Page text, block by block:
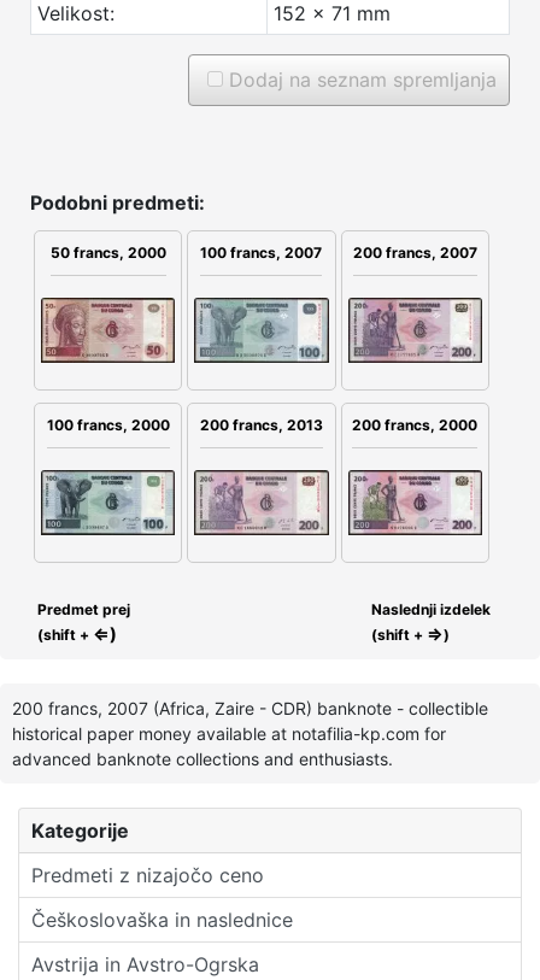
Kategorije
Predmeti z nizajočo ceno
Češkoslovaška in naslednice
Avstrija in Avstro-Ogrska
Velikost:
152 x 71 mm
Dodaj na seznam spremljanja
Podobni predmeti:
50 francs, 2000 100 francs, 2007 200 francs, 2007
100 francs, 2000 200 francs, 2013 200 francs, 2000
Predmet prej
(shift + ⇐)
Naslednji izdelek
(shift + ⇒)
200 francs, 2007 (Africa, Zaire - CDR) banknote - collectible
historical paper money available at notafilia-kp.com for
advanced banknote collections and enthusiasts.